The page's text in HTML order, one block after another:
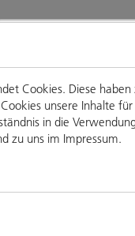
Cookies. Diese
unsere Inhalte
in die
zu uns im Impressum.